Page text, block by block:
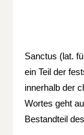
Sanctus (lat.
ein Teil der
innerhalb der
Wortes geht
Bestandteil